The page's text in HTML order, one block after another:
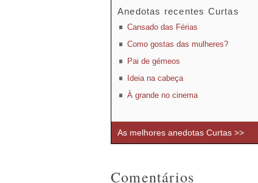
Anedotas recentes Curtas
Cansado das Férias
Como gostas das mulheres?
Pai de gémeos
Ideia na cabeça
À grande no cinema
As melhores anedotas Curtas >>
Comentários